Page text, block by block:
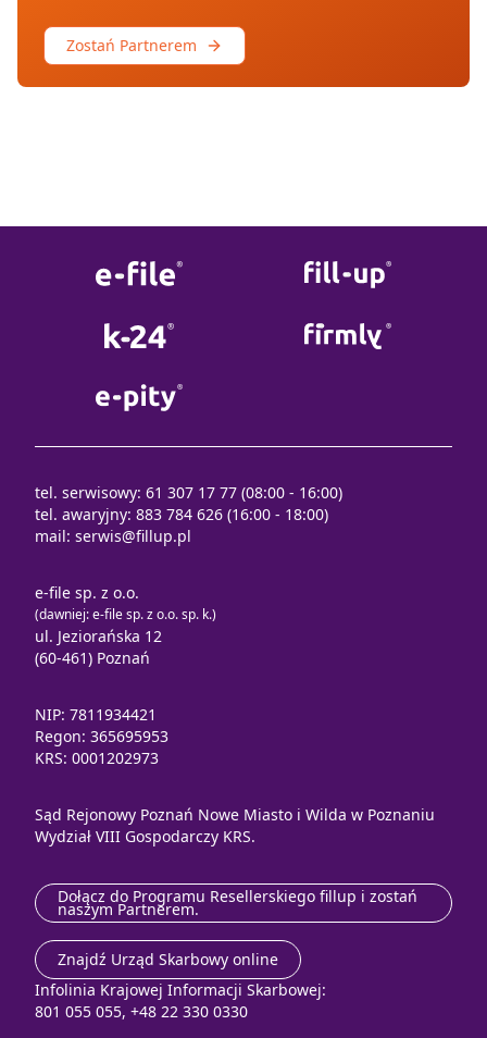
Zostań Partnerem
tel. serwisowy: 61 307 17 77 (08:00 - 16:00)
tel. awaryjny: 883 784 626 (16:00 - 18:00)
mail: serwis@fillup.pl
e-file sp. z o.o.
(dawniej: e-file sp. z o.o. sp. k.)
ul. Jeziorańska 12
(60-461) Poznań
NIP: 7811934421
Regon: 365695953
KRS: 0001202973
Sąd Rejonowy Poznań Nowe Miasto i Wilda w Poznaniu
Wydział VIII Gospodarczy KRS.
Dołącz do Programu Resellerskiego fillup i zostań
naszym Partnerem.
Znajdź Urząd Skarbowy online
Infolinia Krajowej Informacji Skarbowej:
801 055 055, +48 22 330 0330